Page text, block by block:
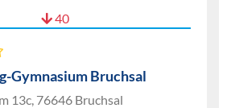
40
Gymnasium Bruchsal
13c, 76646 Bruchsal